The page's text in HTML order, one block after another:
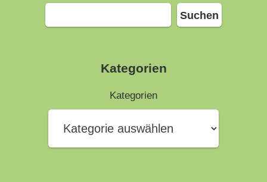
Suchen
Suchen
Kategorien
Kategorien